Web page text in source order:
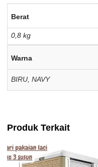
Berat
0,8 kg
Warna
BIRU ,NAVY
Produk Terkait